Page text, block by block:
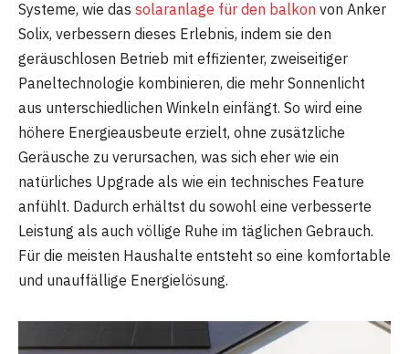
Systeme, wie das solaranlage für den balkon von Anker
Solix, verbessern dieses Erlebnis, indem sie den
geräuschlosen Betrieb mit effizienter, zweiseitiger
Paneltechnologie kombinieren, die mehr Sonnenlicht
aus unterschiedlichen Winkeln einfängt. So wird eine
höhere Energieausbeute erzielt, ohne zusätzliche
Geräusche zu verursachen, was sich eher wie ein
natürliches Upgrade als wie ein technisches Feature
anfühlt. Dadurch erhältst du sowohl eine verbesserte
Leistung als auch völlige Ruhe im täglichen Gebrauch.
Für die meisten Haushalte entsteht so eine komfortable
und unauffällige Energielösung.